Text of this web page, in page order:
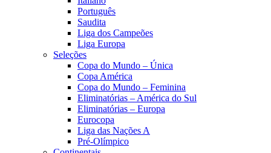
Português
Saudita
Liga dos Campeões
Liga Europa
Seleções
Copa do Mundo – Única
Copa América
Copa do Mundo – Feminina
Eliminatórias – América do Sul
Eliminatórias – Europa
Eurocopa
Liga das Nações A
Pré-Olímpico